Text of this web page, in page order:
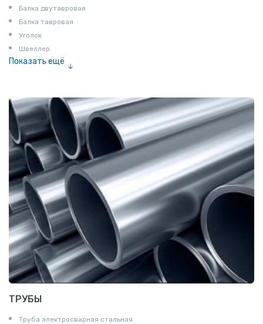
Балка двутавровая
Балка тавровая
Уголок
Швеллер
Показать ещё
Катанка
Шестигранник
Полособульб
Полукруг
Шпунт Ларсена
ТРУБЫ
Труба электросварная стальная